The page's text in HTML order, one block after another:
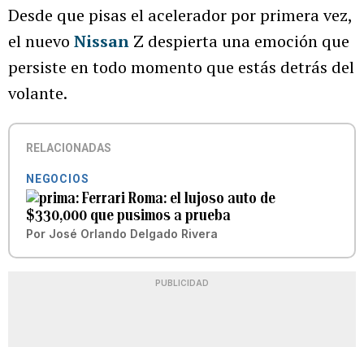
Desde que pisas el acelerador por primera vez,
el nuevo Nissan Z despierta una emoción que
persiste en todo momento que estás detrás del
volante.
RELACIONADAS
NEGOCIOS
Ferrari Roma: el lujoso auto de
$330,000 que pusimos a prueba
Por José Orlando Delgado Rivera
PUBLICIDAD